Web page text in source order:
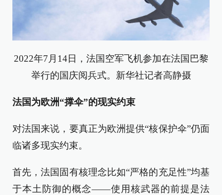
2022年7月14日，法国空军飞机参加在法国巴黎
举行的国庆阅兵式。新华社记者高静摄
法国为欧洲“撑伞”的现实约束
对法国来说，要真正为欧洲提供“核保护伞”仍面
临诸多现实约束。
首先，法国固有核理念比如“严格的充足性”均基
于本土防御的概念——使用核武器的前提是法